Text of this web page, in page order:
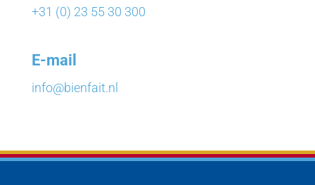
+31 (0) 23 55 30 300
E-mail
info@bienfait.nl